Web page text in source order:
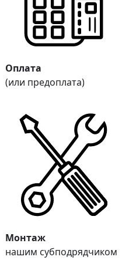
Оплата
(или предоплата)
Монтаж
нашим субподрядчиком